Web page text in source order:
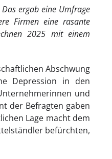
ergab eine Umfrage
Firmen eine rasante
2025 mit einem
Abschwung
Depression in den
und
der Befragten gaben
Lage macht dem
befürchten,